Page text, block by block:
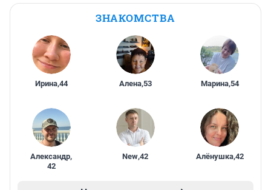
ЗНАКОМСТВА
Ирина,44 Алена,53 Марина,54
Александр,
42
New,42 Алёнушка,42